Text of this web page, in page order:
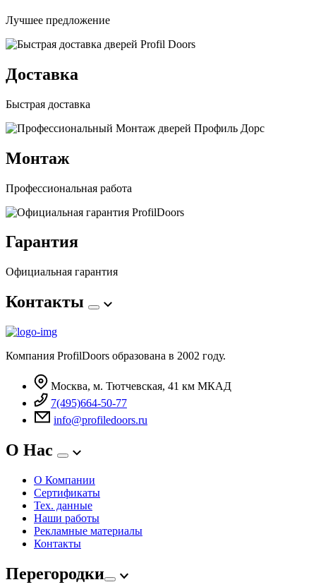
Лучшее предложение
Доставка
Быстрая доставка
Монтаж
Профессиональная работа
Гарантия
Официальная гарантия
Контакты
Компания ProfilDoors образована в 2002 году.
Москва, м. Тютчевская, 41 км МКАД
7(495)664-50-77
info@profiledoors.ru
О Нас
О Компании
Сертификаты
Тех. данные
Наши работы
Рекламные материалы
Контакты
Перегородки